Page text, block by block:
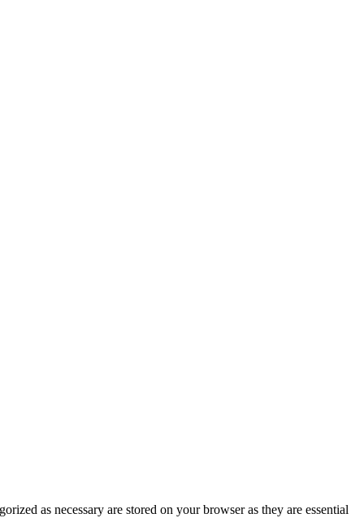
as necessary are stored on your browser as they are essential